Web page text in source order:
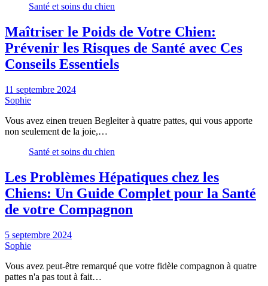
Santé et soins du chien
Maîtriser le Poids de Votre Chien:
Prévenir les Risques de Santé avec Ces
Conseils Essentiels
11 septembre 2024
Sophie
Vous avez einen treuen Begleiter à quatre pattes, qui vous apporte
non seulement de la joie,…
Santé et soins du chien
Les Problèmes Hépatiques chez les
Chiens: Un Guide Complet pour la Santé
de votre Compagnon
5 septembre 2024
Sophie
Vous avez peut-être remarqué que votre fidèle compagnon à quatre
pattes n'a pas tout à fait…